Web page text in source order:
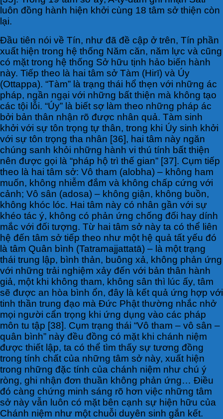
luôn đồng hành hiện khởi cùng 18 tâm sở thiện còn
lại.
Đầu tiên nói về Tín, như đã đề cập ở trên, Tín phần
xuất hiện trong hệ thống Năm căn, năm lực và cũng
có mặt trong hệ thống Sở hữu tịnh hảo biến hành
này. Tiếp theo là hai tâm sở Tàm (Hirī) và Úy
(Ottappa). “Tàm” là trạng thái hổ thẹn với những ác
pháp, ngần ngại với những bất thiện mà không tạo
các tội lỗi. “Úy” là biết sợ làm theo những pháp ác
bởi bản thân nhận rõ được nhân quả. Tàm sinh
khởi với sự tôn trọng tự thân, trong khi Úy sinh khởi
với sự tôn trọng tha nhân [36], hai tâm này ngăn
chúng sanh khỏi những hành vi thú tính bất thiện
nên được gọi là “pháp hộ trì thế gian” [37]. Cụm tiếp
theo là hai tâm sở: Vô tham (alobha) – không ham
muốn, không nhiễm đắm và không chấp cứng với
cảnh; Vô sân (adosa) – không giận, không buồn,
không khóc lóc. Hai tâm này có nhân gần với sự
khéo tác ý, không có phản ứng chống đối hay dính
mắc với đối tượng. Từ hai tâm sở này ta có thể liên
hệ đến tâm sở tiếp theo như một hệ quả tất yếu đó
là tâm Quân bình (Tatramajjattatā) – là một trạng
thái trung lập, bình thản, buông xả, không phản ứng
với những trải nghiệm xảy đến với bản thân hành
giả, một khi không tham, không sân thì lúc ấy, tâm
sẽ được an hòa bình ổn, đây là kết quả ứng hợp với
tinh thần trung đạo mà Đức Phật thường nhắc nhở
mọi người cẩn trọng khi ứng dụng vào các pháp
môn tu tập [38]. Cụm trạng thái “Vô tham – vô sân –
quân bình” này đều đồng có mặt khi chánh niệm
được thiết lập, ta có thể tìm thấy sự tương đồng
trong tính chất của những tâm sở này, xuất hiện
trong những đặc tính của chánh niệm như chú ý
ròng, ghi nhận đơn thuần không phản ứng… Điều
đó càng chứng minh sáng rõ hơn việc những tâm
sở này vẫn luôn có mặt bên cạnh sự hiện hữu của
Chánh niệm như một chuỗi duyên sinh gắn kết.